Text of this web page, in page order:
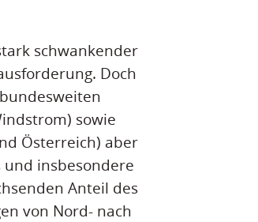
schwankender
Doch
sowie
Österreich) aber
insbesondere
Anteil des
von Nord- nach